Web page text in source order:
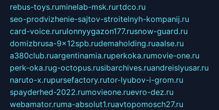
rebus-toys.ruminelab-msk.rurtdco.ru
seo-prodvizhenie-sajtov-stroitelnyh-kompanij.ru
card-voice.rurulonnyygazon177.rusnow-guard.ru
domizbrusa-9x12spb.rudemaholding.ruaalse.ru
a380club.ruargentinamia.ruperkoka.rumovie-one.ru
perk-oka.rug-octopus.rusibarchives.ruandreislyusar.ru
naruto-x.rupursefactory.rutor-lyubov-i-grom.ru
spayderhed-2022.rumovieone.ruevro-dez.ru
webamator.ruma-absolut1.ruavtopomosch27.ru